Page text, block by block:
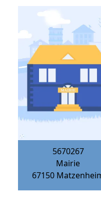
5670267
Mairie
67150